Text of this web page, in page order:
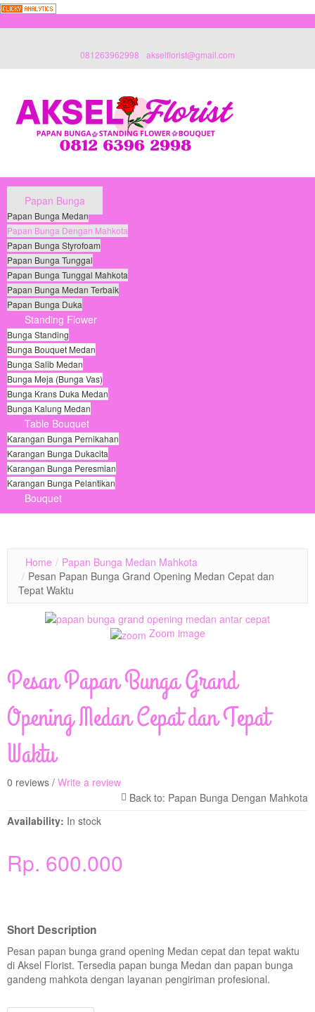
081263962998 akselflorist@gmail.com
Papan Bunga
Papan Bunga Medan
Papan Bunga Dengan Mahkota
Papan Bunga Styrofoam
Papan Bunga Tunggal
Papan Bunga Tunggal Mahkota
Papan Bunga Medan Terbaik
Papan Bunga Duka
Standing Flower
Bunga Standing
Bunga Bouquet Medan
Bunga Salib Medan
Bunga Meja (Bunga Vas)
Bunga Krans Duka Medan
Bunga Kalung Medan
Table Bouquet
Karangan Bunga Pernikahan
Karangan Bunga Dukacita
Karangan Bunga Peresmian
Karangan Bunga Pelantikan
Bouquet
Home / Papan Bunga Medan Mahkota
/ Pesan Papan Bunga Grand Opening Medan Cepat dan
Tepat Waktu
Zoom image
Pesan Papan Bunga Grand
Opening Medan Cepat dan Tepat
Waktu
0 reviews / Write a review
Availability: In stock
Rp. 600.000
Short Description
Pesan papan bunga grand opening Medan cepat dan tepat waktu
di Aksel Florist. Tersedia papan bunga Medan dan papan bunga
gandeng mahkota dengan layanan pengiriman profesional.